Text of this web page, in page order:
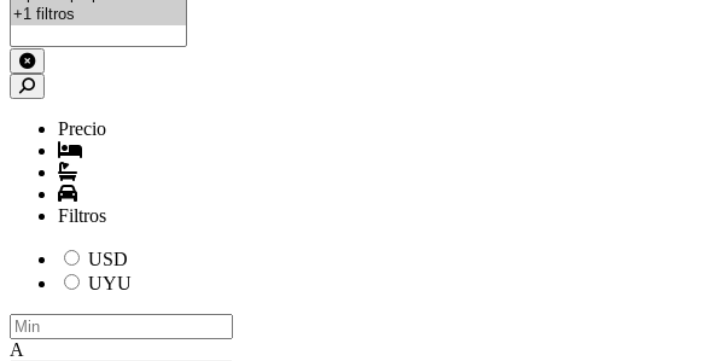
Precio
Filtros
USD
UYU
A